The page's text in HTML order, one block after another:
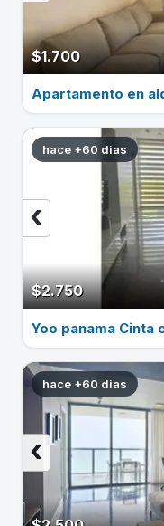
$1.700
Apartamento en
hace +60 dias
$2.750
‹
Yoo panama Cinta
hace +60 dias
‹